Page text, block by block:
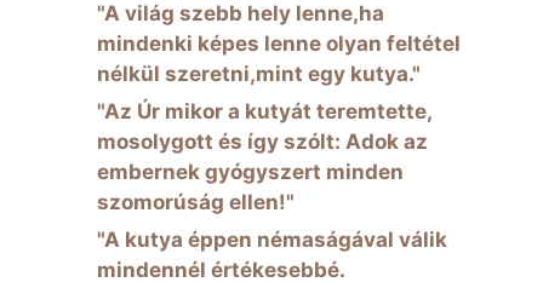
"A világ szebb hely lenne,ha
mindenki képes lenne olyan feltétel
nélkül szeretni,mint egy kutya."
"Az Úr mikor a kutyát teremtette,
mosolygott és így szólt: Adok az
embernek gyógyszert minden
szomorúság ellen!"
"A kutya éppen némaságával válik
mindennél értékesebbé.